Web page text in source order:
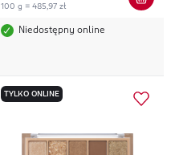
100 g = 485,97 zł
Niedostępny online
TYLKO ONLINE